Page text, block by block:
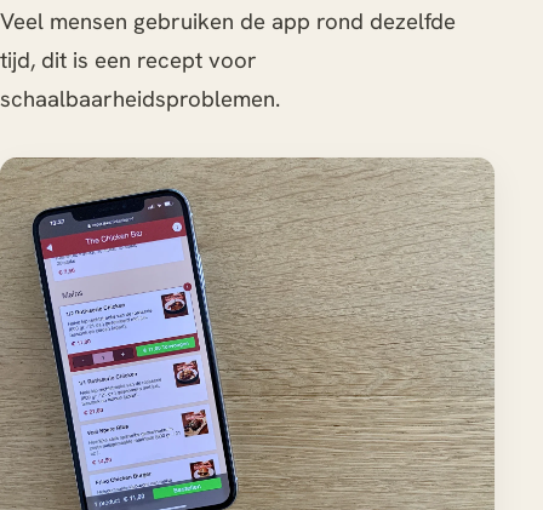
Veel mensen gebruiken de app rond dezelfde
tijd, dit is een recept voor
schaalbaarheidsproblemen.